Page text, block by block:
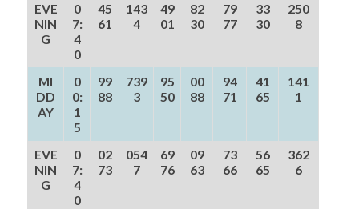
EVE
NIN
G
0
7:
4
0
45
61
143
4
49
01
82
30
79
77
33
30
250
8
MI
DD
AY
0
0:
1
5
99
88
739
3
95
50
00
88
94
71
41
65
141
1
EVE
NIN
G
0
7:
4
0
02
73
054
7
69
76
09
63
73
66
56
65
362
6